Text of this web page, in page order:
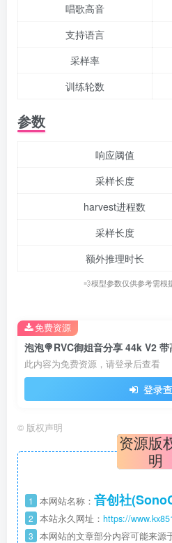
唱歌高音
支持语言
采样率
训练轮数
参数
响应阈值
采样长度
harvest进程数
采样长度
额外推理时长
💨模型参数仅供参考需根
泡泡🍭RVC御姐音分享 44k V2
此内容为免费资源，请登录后查看
登录
免费资源
© 版权声明
资源版
明
1 本网站名称： 音创社
2 本站永久网址： https://
3 本网站的文章部分内容可能来源